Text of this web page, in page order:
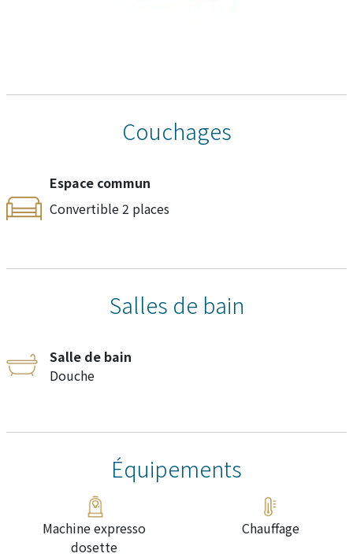
Couchages
Espace commun
Convertible 2 places
Salles de bain
Salle de bain
Douche
Équipements
Machine expresso
dosette
Chauffage